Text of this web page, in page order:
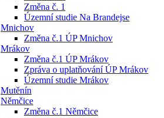
Změna č. 1
Územní studie Na Brandejse
Mnichov
Změna č.1 ÚP Mnichov
Mrákov
Změna č.1 ÚP Mrákov
Zpráva o uplatňování ÚP Mrákov
Územní studie Mrákov
Mutěnín
Němčice
Změna č.1 Němčice